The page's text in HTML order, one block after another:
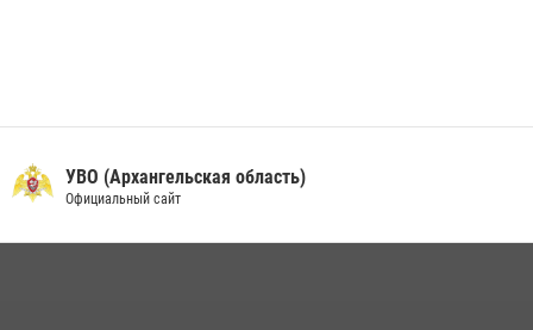
УВО (Архангельская область)
Официальный сайт